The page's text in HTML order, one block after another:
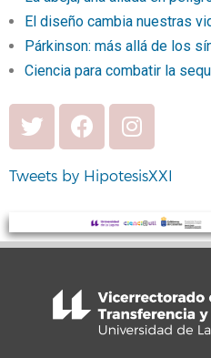
El diseño cambia nuestras
Párkinson: más allá de los
Ciencia para combatir la
Tweets by HipotesisXXI